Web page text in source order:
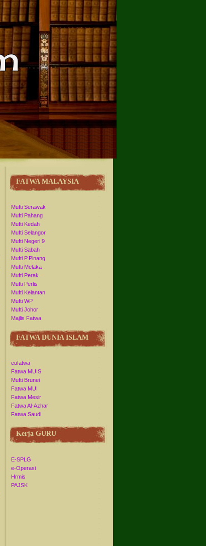
FATWA MALAYSIA
Mufti Serawak
Mufti Pahang
Mufti Kedah
Mufti Selangor
Mufti Negeri 9
Mufti Sabah
Mufti P.Pinang
Mufti Melaka
Mufti Perak
Mufti Perlis
Mufti Kelantan
Mufti WP
Mufti Johor
Majlis Fatwa
FATWA DUNIA ISLAM
eufatwa
Fatwa MUIS
Mufti Brunei
Fatwa MUI
Fatwa Mesir
Fatwa Al-Azhar
Fatwa Saudi
Kerja GURU
E-SPLG
e-Operasi
Hrmis
PAJSK